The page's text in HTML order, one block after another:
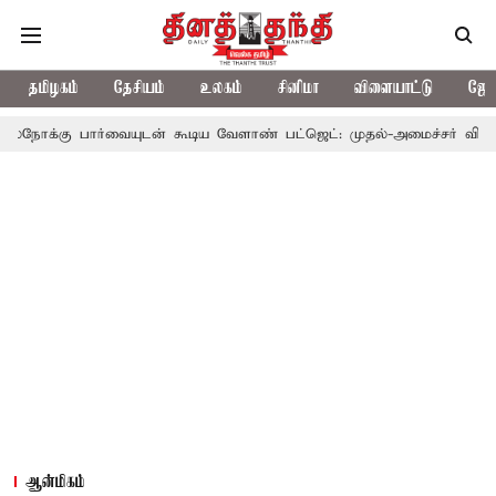
தமிழகம் தேசியம் உலகம் சினிமா விளையாட்டு
கூடிய வேளாண் பட்ஜெட்: முதல்-அமைச்சர் விஜய்
ஆன்மிகம்